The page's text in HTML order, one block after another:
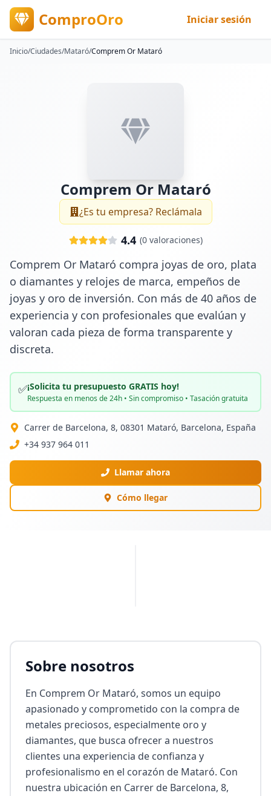
ComproOro Iniciar sesión
Inicio/Ciudades/Mataró/Comprem Or Mataró
Comprem Or Mataró
¿Es tu empresa? Reclámala
4.4 (0valoraciones)
Comprem Or Mataró compra joyas de oro, plata
o diamantes y relojes de marca, empeños de
joyas y oro de inversión. Con más de 40 años de
experiencia y con profesionales que evalúan y
valoran cada pieza de forma transparente y
discreta.
✅¡Solicita tu presupuesto GRATIS hoy!
Respuesta en menos de 24h • Sin compromiso • Tasación gratuita
Carrer de Barcelona, 8, 08301 Mataró, Barcelona, España
+34 937 964 011
Llamar ahora
Cómo llegar
Sobre nosotros
En Comprem Or Mataró, somos un equipo
apasionado y comprometido con la compra de
metales preciosos, especialmente oro y
diamantes, que busca ofrecer a nuestros
clientes una experiencia de confianza y
profesionalismo en el corazón de Mataró. Con
nuestra ubicación en Carrer de Barcelona, 8,